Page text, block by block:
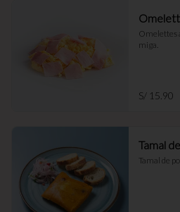
Omelettes
miga.
S/ 15.90
Tamal
Tamal de